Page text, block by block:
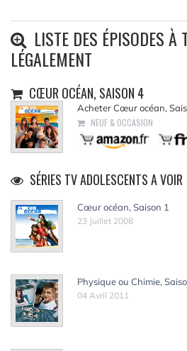
LISTE DES ÉPISODES À
LÉGALEMENT
CŒUR OCÉAN, SAISON 4
Acheter Cœur océan,
NEUF & OCCASION
SÉRIES TV ADOLESCENTS A VOIR
Cœur océan, Saison 1
23 Juillet 2008
Physique ou Chimie,
04 Avril 2011